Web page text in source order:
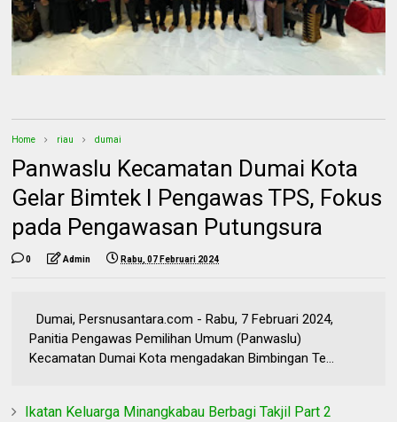
Home riau dumai
Panwaslu Kecamatan Dumai Kota
Gelar Bimtek I Pengawas TPS, Fokus
pada Pengawasan Putungsura
0 Admin Rabu, 07 Februari 2024
Dumai, Persnusantara.com - Rabu, 7 Februari 2024,
Panitia Pengawas Pemilihan Umum (Panwaslu)
Kecamatan Dumai Kota mengadakan Bimbingan Te...
Ikatan Keluarga Minangkabau Berbagi Takjil Part 2